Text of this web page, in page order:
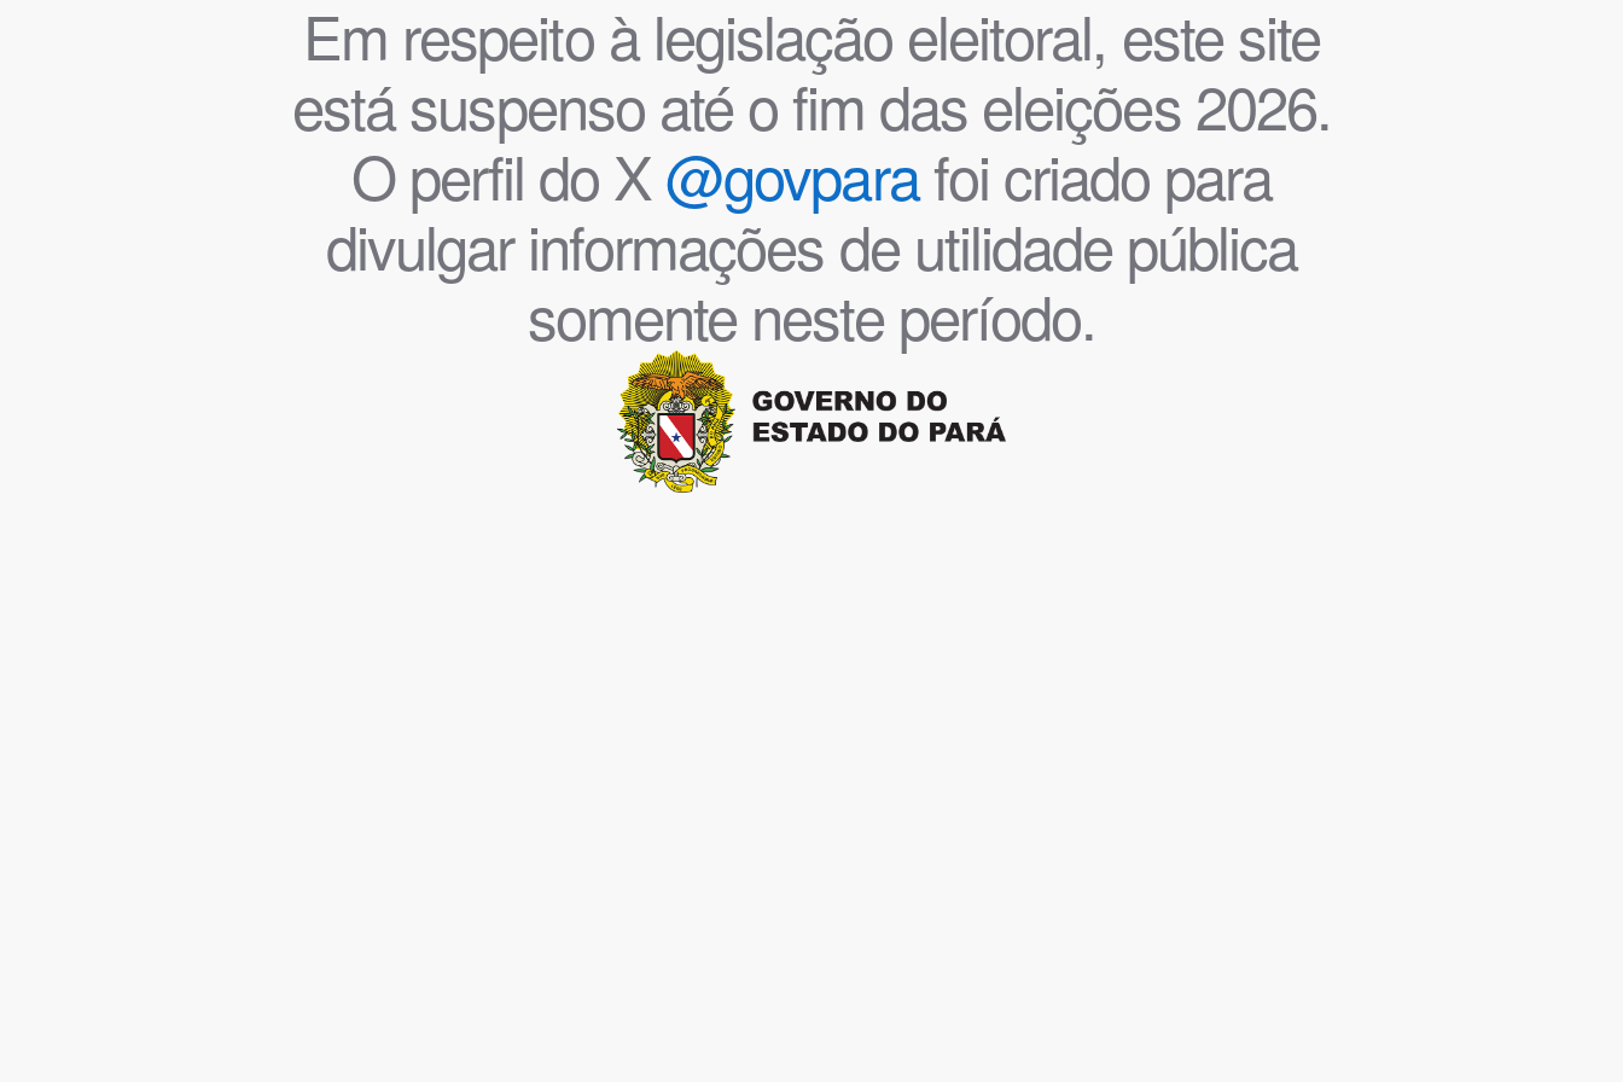
Em respeito à legislação eleitoral, este site
está suspenso até o fim das eleições 2026.
O perfil do X@govparafoi criado para
divulgar informações de utilidade pública
somente neste período.